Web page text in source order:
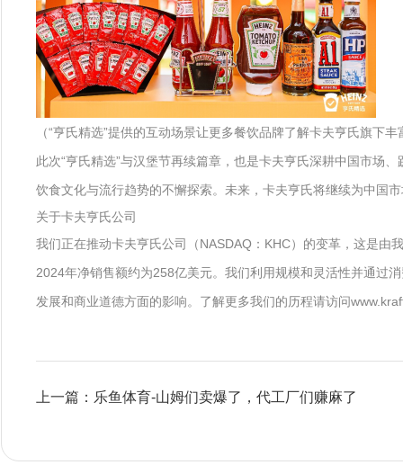
（“亨氏精选”提供的互动场景让更多餐饮品牌了解卡夫亨氏旗下
此次“亨氏精选”与汉堡节再续篇章，也是卡夫亨氏深耕中国市场
饮食文化与流行趋势的不懈探索。未来，卡夫亨氏将继续为中国
关于卡夫亨氏公司
我们正在推动卡夫亨氏公司（NASDAQ：KHC）的变革，这是由
2024年净销售额约为258亿美元。我们利用规模和灵活性并通过
发展和商业道德方面的影响。了解更多我们的历程请访问
上一篇：乐鱼体育-山姆们卖爆了，代工厂们赚麻了